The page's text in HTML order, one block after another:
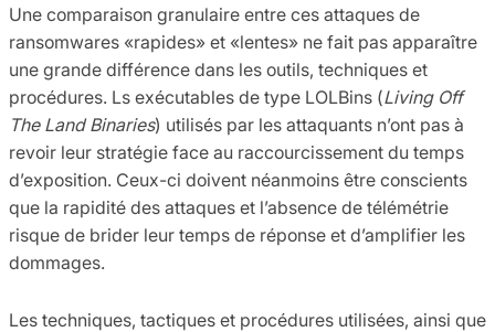
Une comparaison granulaire entre ces attaques de
ransomwares «rapides» et «lentes» ne fait pas apparaître
une grande différence dans les outils, techniques et
procédures. Ls exécutables de type LOLBins (Living Off
The Land Binaries) utilisés par les attaquants n’ont pas à
revoir leur stratégie face au raccourcissement du temps
d’exposition. Ceux-ci doivent néanmoins être conscients
que la rapidité des attaques et l’absence de télémétrie
risque de brider leur temps de réponse et d’amplifier les
dommages.
Les techniques, tactiques et procédures utilisées, ainsi que